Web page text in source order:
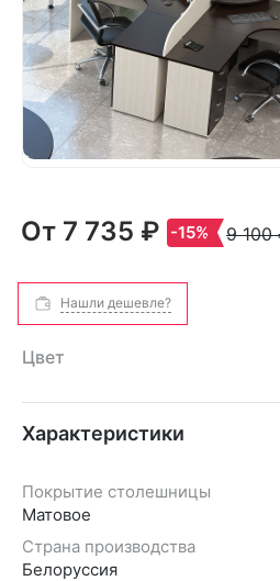
От 7 735 ₽ -15% 9 100
Нашли дешевле?
Цвет
Характеристики
Покрытие столешницы
Матовое
Страна производства
Белоруссия